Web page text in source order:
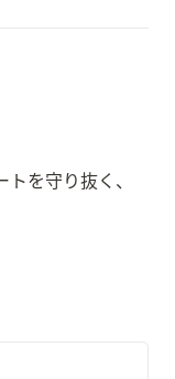
を守り抜く、